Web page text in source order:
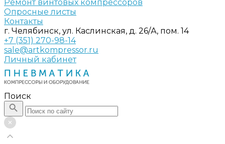
Ремонт винтовых компрессоров
Опросные листы
Контакты
г. Челябинск, ул. Каслинская, д. 26/А, пом. 14
+7 (351) 270-98-14
sale@artkompressor.ru
Личный кабинет
Поиск